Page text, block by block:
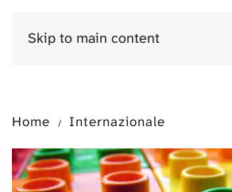
Skip to main content
Home Internazionale